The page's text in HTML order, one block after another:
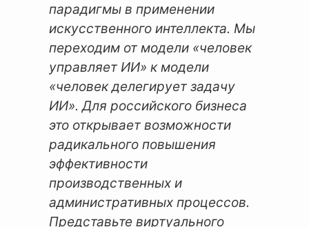
парадигмы в применении
искусственного интеллекта. Мы
переходим от модели «человек
управляет ИИ» к модели
«человек делегирует задачу
ИИ». Для российского бизнеса
это открывает возможности
радикального повышения
эффективности
производственных и
административных процессов.
Представьте виртуального